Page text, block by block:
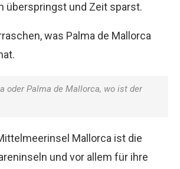
überspringst und Zeit sparst.
was Palma de Mallorca
oder Palma de Mallorca, wo ist der
Mallorca ist die
und vor allem für ihre